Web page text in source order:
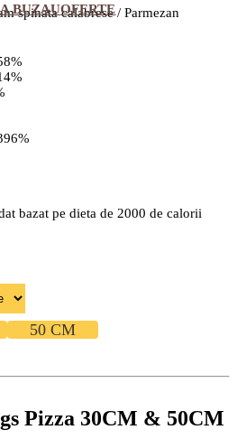
OFERTE
spinata calabrese / Parmezan
bazat pe dieta de 2000 de calorii
50 CM
Pizza 30CM & 50CM